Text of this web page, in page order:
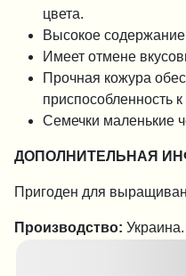
цвета.
Высокое содержание
Имеет отмене
Прочная кожура
приспособленность
Семечки маленькие
ДОПОЛНИТЕЛЬНАЯ
Пригоден для
Производство: Украина.